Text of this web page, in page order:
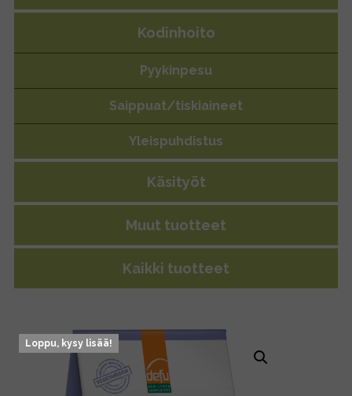
Kodinhoito
Pyykinpesu
Saippuat/tiskiaineet
Yleispuhdistus
Käsityöt
Muut tuotteet
Kaikki tuotteet
Loppu, kysy lisää!